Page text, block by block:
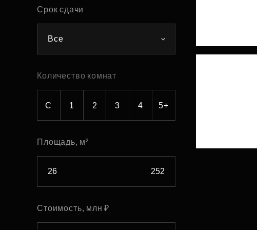
Рефинансирование
Срок сдачи
Все
Количество комнат
С 1 2 3 4 5+
Площадь, м²
Стоимость, млн ₽